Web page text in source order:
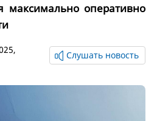
максимально оперативно
Слушать новость